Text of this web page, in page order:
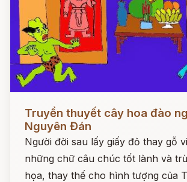
Đọc ngay
Truyền thuyết cây hoa đào
Nguyên Đán
Người đời sau lấy giấy đỏ thay gỗ
những chữ câu chúc tốt lành và
họa, thay thế cho hình tượng của